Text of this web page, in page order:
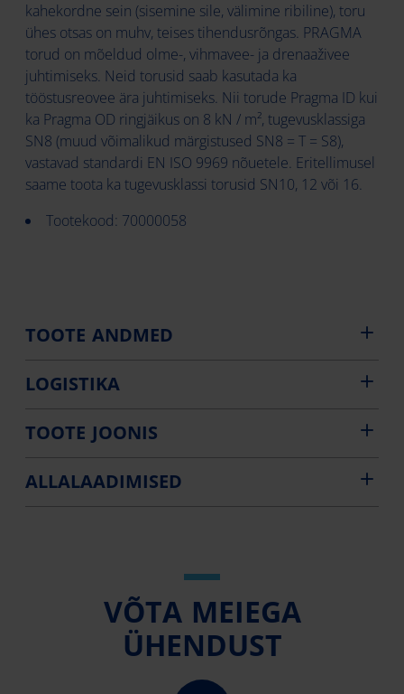
kahekordne sein (sisemine sile, välimine ribiline), toru
ühes otsas on muhv, teises tihendusrõngas. PRAGMA
torud on mõeldud olme-, vihmavee- ja drenaaživee
juhtimiseks. Neid torusid saab kasutada ka
tööstusreovee ära juhtimiseks. Nii torude Pragma ID kui
ka Pragma OD ringjäikus on 8 kN / m², tugevusklassiga
SN8 (muud võimalikud märgistused SN8 = T = S8),
vastavad standardi EN ISO 9969 nõuetele. Eritellimusel
saame toota ka tugevusklassi torusid SN10, 12 või 16.
Tootekood: 70000058
TOOTE ANDMED
LOGISTIKA
TOOTE JOONIS
ALLALAADIMISED
VÕTA MEIEGA
ÜHENDUST